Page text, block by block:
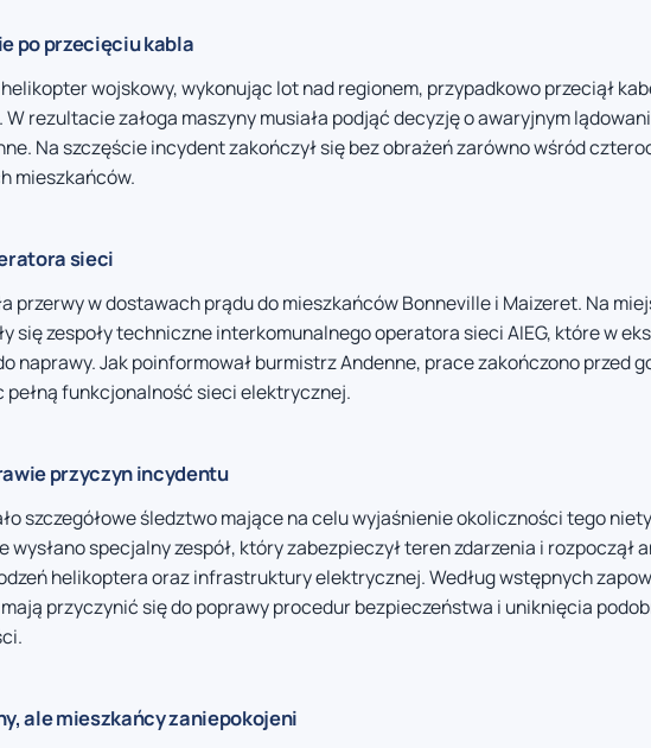
po przecięciu kabla
helikopter wojskowy, wykonując lot nad regionem, przypadkowo przeciął
rezultacie załoga maszyny musiała podjąć decyzję o awaryjnym
Na szczęście incydent zakończył się bez obrażeń zarówno wśród
mieszkańców.
sieci
przerwy w dostawach prądu do mieszkańców Bonneville i Maizeret. Na
się zespoły techniczne interkomunalnego operatora sieci AIEG, które w
naprawy. Jak poinformował burmistrz Andenne, prace zakończono przed
pełną funkcjonalność sieci elektrycznej.
przyczyn incydentu
szczegółowe śledztwo mające na celu wyjaśnienie okoliczności tego
wysłano specjalny zespół, który zabezpieczył teren zdarzenia i rozpoczął
helikoptera oraz infrastruktury elektrycznej. Według wstępnych
przyczynić się do poprawy procedur bezpieczeństwa i uniknięcia
ale mieszkańcy zaniepokojeni